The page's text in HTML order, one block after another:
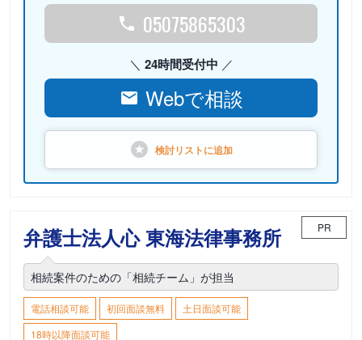
05075865303
24時間受付中
Webで相談
検討リストに追加
弁護士法人心 東海法律事務所 PR
相続案件のための「相続チーム」が担当
電話相談可能 初回面談無料
土日面談可能
18時以降面談可能